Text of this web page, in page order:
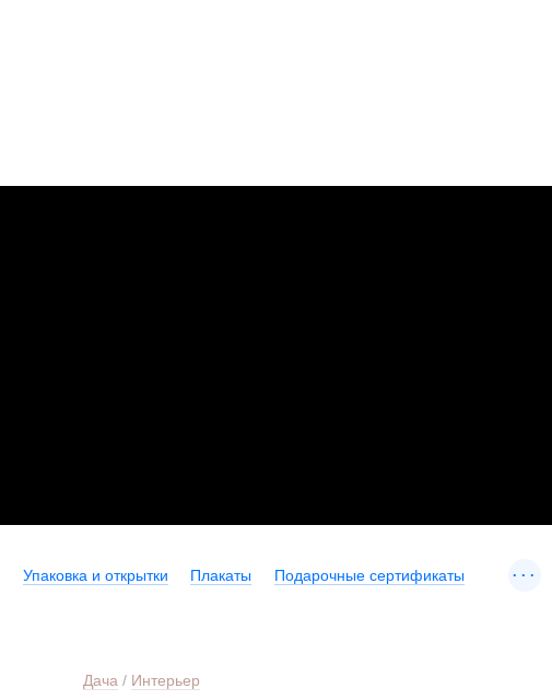
Упаковка и открытки Плакаты Подарочные сертификаты ...
Дача / Интерьер